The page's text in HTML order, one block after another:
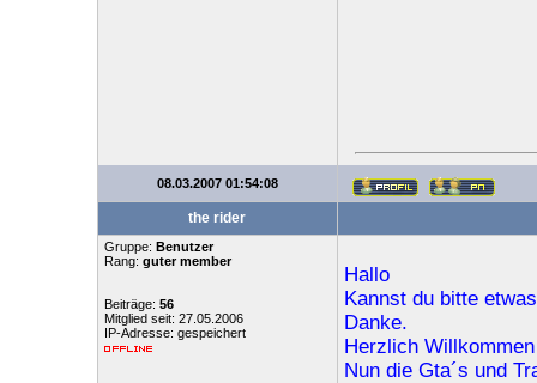
08.03.2007 01:54:08
the rider
Gruppe: Benutzer
Rang: guter member
Beiträge: 56
Mitglied seit: 27.05.2006
IP-Adresse: gespeichert
Hallo
Kannst du bitte
Danke.
Herzlich
Nun die Gta´s und